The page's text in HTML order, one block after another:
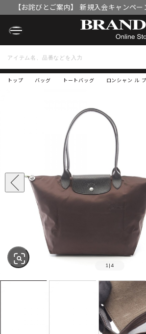
【お詫びとご案内】 新規入会キャンペー
OFFクーポン」付与漏れと補
トップ ロンシャン ル
バッグ トートバッグ
SOLD
1 |4